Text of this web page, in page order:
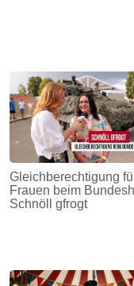
Gleichberechtigung
Frauen beim
Schnöll gfrogt